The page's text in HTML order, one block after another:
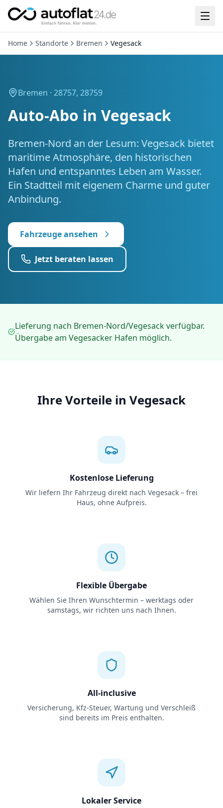
Home Standorte Bremen Vegesack
Bremen · 28757, 28759
Auto-Abo in Vegesack
Bremen-Nord an der Lesum: Vegesack bietet
maritime Atmosphäre, den historischen
Hafen und entspanntes Leben am Wasser.
Ein Stadtteil mit eigenem Charme und guter
Anbindung.
Fahrzeuge ansehen
Jetzt beraten lassen
Lieferung nach Bremen-Nord/Vegesack verfügbar.
Übergabe am Vegesacker Hafen möglich.
Ihre Vorteile in Vegesack
Kostenlose Lieferung
Wir liefern Ihr Fahrzeug direkt nach Vegesack – frei
Haus, ohne Aufpreis.
Flexible Übergabe
Wählen Sie Ihren Wunschtermin – werktags oder
samstags, wir richten uns nach Ihnen.
All-inclusive
Versicherung, Kfz-Steuer, Wartung und Verschleiß
sind bereits im Preis enthalten.
Lokaler Service